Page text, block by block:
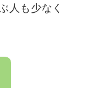
人も少なく